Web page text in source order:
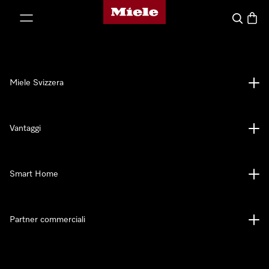
Homepage di Miele
Cerca
Miele Svizzera
Vantaggi
Smart Home
Partner commerciali